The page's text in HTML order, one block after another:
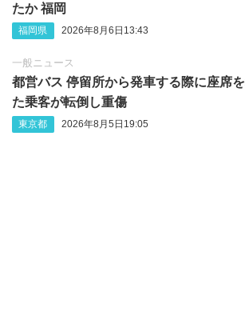
たか 福岡
福岡県 2026年8月6日13:43
一般ニュース
都営バス 停留所から発車する際に座席
た乗客が転倒し重傷
東京都 2026年8月5日19:05